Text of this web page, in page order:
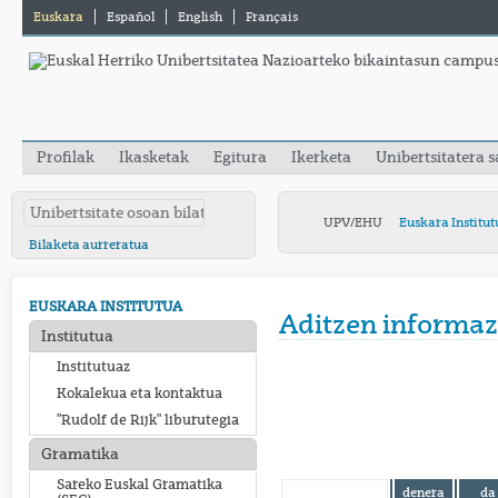
Euskara Español English Français
Profilak Ikasketak Egitura Ikerketa Unibertsitatera
Bilaketa aurreratua
UPV/EHU Euskara
EUSKARA INSTITUTUA
Institutua
Institutuaz
Kokalekua eta kontaktua
"Rudolf de Rijk" liburutegia
Gramatika
Sareko Euskal Gramatika
Aditzen
denera da